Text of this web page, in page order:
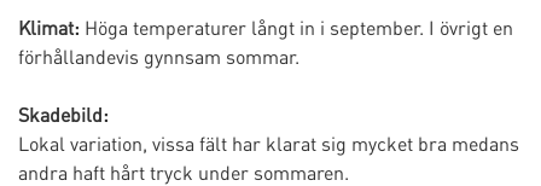
Klimat: Höga temperaturer långt in i september. I övrigt en
förhållandevis gynnsam sommar.
Skadebild:
Lokal variation, vissa fält har klarat sig mycket bra medans
andra haft hårt tryck under sommaren.